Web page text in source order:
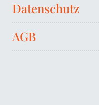
Datenschutz
AGB